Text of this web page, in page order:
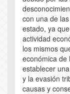
con una de
estado, ya
actividad
los mismos
económica
establecer
y la evasión
causas y